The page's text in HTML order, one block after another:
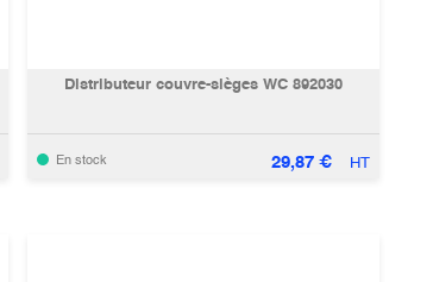
Distributeur couvre-sièges WC 892030
En stock 29,87 € HT